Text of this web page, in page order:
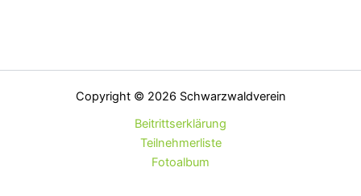
Copyright © 2026 Schwarzwaldverein
Beitrittserklärung
Teilnehmerliste
Fotoalbum